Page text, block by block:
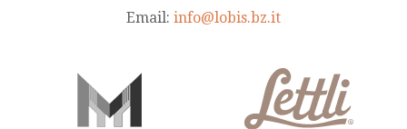
Email: info@lobis.bz.it